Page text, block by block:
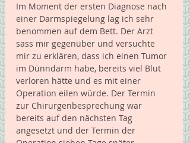
Im Moment der ersten Diagnose nach
einer Darmspiegelung lag ich sehr
benommen auf dem Bett. Der Arzt
sass mir gegenüber und versuchte
mir zu erklären, dass ich einen Tumor
im Dünndarm habe, bereits viel Blut
verloren hätte und es mit einer
Operation eilen würde. Der Termin
zur Chirurgenbesprechung war
bereits auf den nächsten Tag
angesetzt und der Termin der